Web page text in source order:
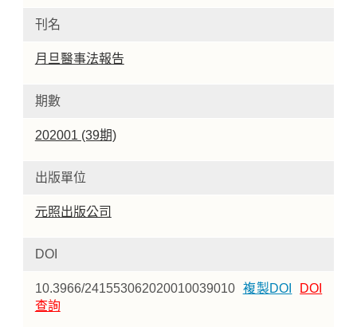
刊名
月旦醫事法報告
期數
202001 (39期)
出版單位
元照出版公司
DOI
10.3966/241553062020010039010 複製DOI
DOI
查詢